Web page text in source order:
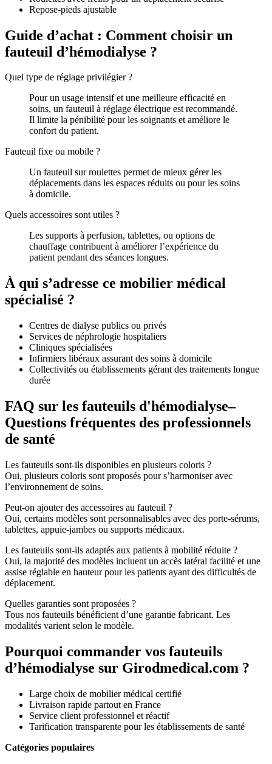
Repose-pieds ajustable
Guide d’achat : Comment choisir un
fauteuil d’hémodialyse ?
Quel type de réglage privilégier ?
Pour un usage intensif et une meilleure efficacité en
soins, un fauteuil à réglage électrique est recommandé.
Il limite la pénibilité pour les soignants et améliore le
confort du patient.
Fauteuil fixe ou mobile ?
Un fauteuil sur roulettes permet de mieux gérer les
déplacements dans les espaces réduits ou pour les soins
à domicile.
Quels accessoires sont utiles ?
Les supports à perfusion, tablettes, ou options de
chauffage contribuent à améliorer l’expérience du
patient pendant des séances longues.
À qui s’adresse ce mobilier médical
spécialisé ?
Centres de dialyse publics ou privés
Services de néphrologie hospitaliers
Cliniques spécialisées
Infirmiers libéraux assurant des soins à domicile
Collectivités ou établissements gérant des traitements longue
durée
FAQ sur les fauteuils d'hémodialyse–
Questions fréquentes des professionnels
de santé
Les fauteuils sont-ils disponibles en plusieurs coloris ?
Oui, plusieurs coloris sont proposés pour s’harmoniser avec
l’environnement de soins.
Peut-on ajouter des accessoires au fauteuil ?
Oui, certains modèles sont personnalisables avec des porte-sérums,
tablettes, appuie-jambes ou supports médicaux.
Les fauteuils sont-ils adaptés aux patients à mobilité réduite ?
Oui, la majorité des modèles incluent un accès latéral facilité et une
assise réglable en hauteur pour les patients ayant des difficultés de
déplacement.
Quelles garanties sont proposées ?
Tous nos fauteuils bénéficient d’une garantie fabricant. Les
modalités varient selon le modèle.
Pourquoi commander vos fauteuils
d’hémodialyse sur Girodmedical.com ?
Large choix de mobilier médical certifié
Livraison rapide partout en France
Service client professionnel et réactif
Tarification transparente pour les établissements de santé
Catégories populaires